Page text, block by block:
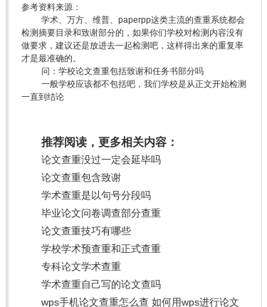
参考资料来源：
学术、万方、维普、paperpp这类主流的查重系统都会
检测摘要目录和致谢部分的，如果你们学校对检测内容没有
做要求，建议还是放进去一起检测吧，这样得出来的重复率
才是最准确的。
问：学校论文查重包括致谢和任务书部分吗
一般学校应该都不包括吧，我们学校是从正文开始检测
一直到结论
推荐阅读，更多相关内容：
论文查重没过一定会延毕吗
论文查重包含致谢
学术查重是以句号分段吗
毕业论文问卷调查部分查重
论文查重技巧有哪些
学校学术预查重和正式查重
专科论文学术查重
学术查重自己写的论文查吗
wps手机论文查重怎么查 如何用wps进行论文